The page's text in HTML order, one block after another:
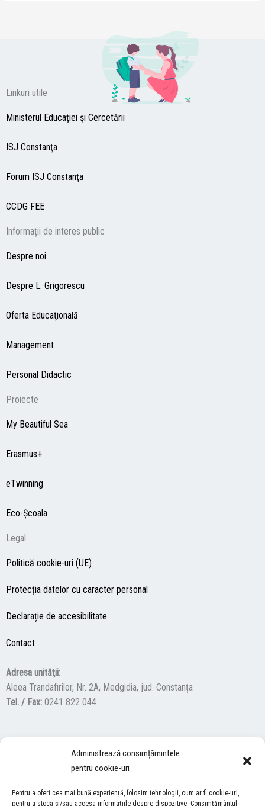
Administrează consimțămintele
pentru cookie-uri
Pentru a oferi cea mai bună experiență, folosim tehnologii, cum ar fi cookie-uri,
pentru a stoca și/sau accesa informațiile despre dispozitive. Consimțământul
Linkuri utile
Ministerul Educației și Cercetării
ISJ Constanţa
Forum ISJ Constanţa
CCDG FEE
Informații de interes public
Despre noi
Despre L. Grigorescu
Oferta Educaţională
Management
Personal Didactic
Proiecte
My Beautiful Sea
Erasmus+
eTwinning
Eco-Şcoala
Legal
Politică cookie-uri (UE)
Protecția datelor cu caracter personal
Declarație de accesibilitate
Contact
Adresa unităţii:
Aleea Trandafirilor, Nr. 2A, Medgidia, jud. Constanța
Tel. / Fax: 0241 822 044
a
c
e
o
t
n
t